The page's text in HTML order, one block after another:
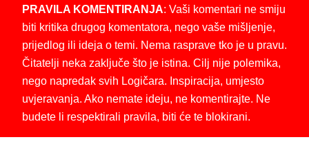
PRAVILA KOMENTIRANJA: Vaši komentari ne smiju
biti kritika drugog komentatora, nego vaše mišljenje,
prijedlog ili ideja o temi. Nema rasprave tko je u pravu.
Čitatelji neka zaključe što je istina. Cilj nije polemika,
nego napredak svih Logičara. Inspiracija, umjesto
uvjeravanja. Ako nemate ideju, ne komentirajte. Ne
budete li respektirali pravila, biti će te blokirani.